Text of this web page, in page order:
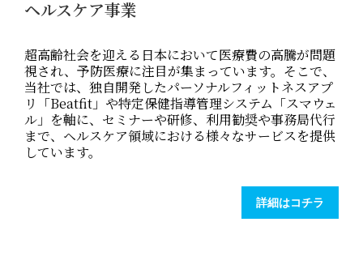
ヘルスケア事業
超高齢社会を迎える日本において医療費の高騰が問題
視され、予防医療に注目が集まっています。そこで、
当社では、独自開発したパーソナルフィットネスアプ
リ「Beatfit」や特定保健指導管理システム「スマウェ
ル」を軸に、セミナーや研修、利用勧奨や事務局代行
まで、ヘルスケア領域における様々なサービスを提供
しています。
詳細はコチラ